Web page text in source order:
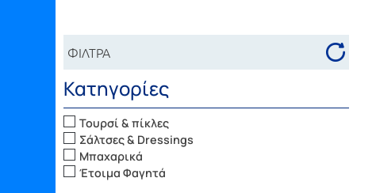
ΦΙΛΤΡΑ
Κατηγορίες
Τουρσί & πίκλες
Σάλτσες & Dressings
Μπαχαρικά
Έτοιμα Φαγητά